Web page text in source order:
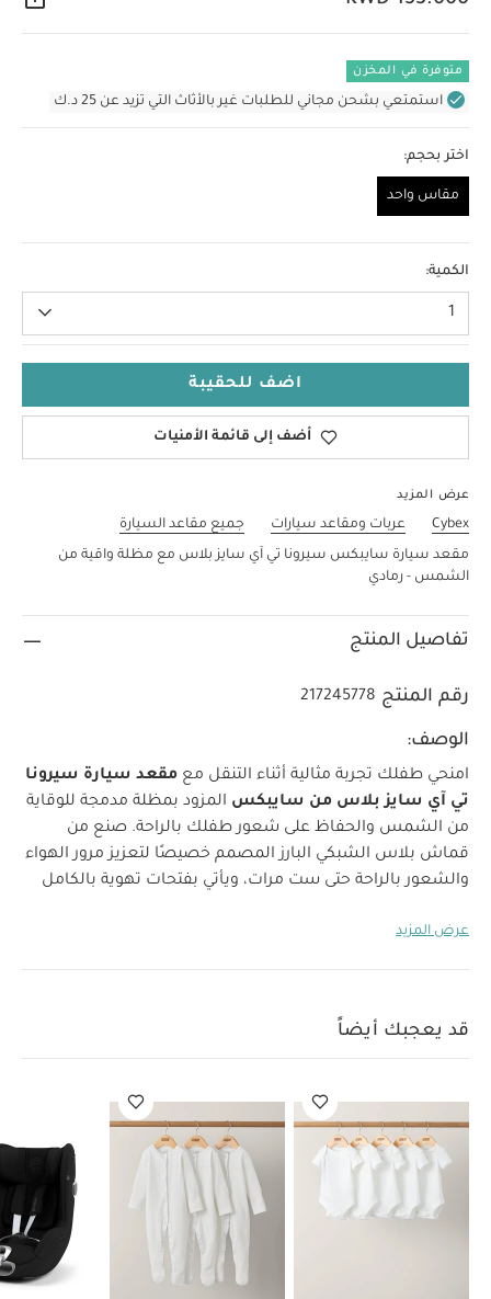
متوفرة في المخزن
استمتعي بشحن مجاني للطلبات غير بالأثاث التي تزيد عن 25 د.ك
اختر بحجم:
مقاس واحد
الكمية:
1
اضف للحقيبة
أضف إلى قائمة الأمنيات
عرض المزيد
Cybex عربات ومقاعد سيارات
جميع مقاعد السيارة
مقعد سيارة سايبكس سيرونا تي آي سايز بلاس مع مظلة واقية من
الشمس - رمادي
تفاصيل المنتج
رقم المنتج 217245778
الوصف:
امنحي طفلك تجربة مثالية أثناء التنقل مع مقعد سيارة سيرونا
تي آي سايز بلاس من سايبكس المزود بمظلة مدمجة للوقاية
من الشمس والحفاظ على شعور طفلك بالراحة. صنع من
قماش بلاس الشبكي البارز المصمم خصيصًا لتعزيز مرور الهواء
والشعور بالراحة حتى ست مرات، ويأتي بفتحات تهوية بالكامل
إمالة المقعد بيد واحدة، إلى جانب خصائص أمان إضافية مثل
نظام الحماية الجانبية الطولية المدمج.
مستويات أمان أعلى بنسبة 50‏‏‏‏‏‏%‏:
يوفر مقعد سيارة
سيرونا تي حماية فائقة في الاتجاهين عند حدوث التصادم. في
حالة الوضعية المواجهة للخلف، يعمل على تقليل خطر إصابة
حالات التصادم، يدفع الطفل نحو المنطقة الخارجية للمقعد حيث
يتنم توزيع قوة التصادم على السطح بالكامل لتخفيف تأثيرها.
وفقًا للقانون، يجب أن يجلس الطفل في الوضعية المواجهة
للخلف حتى يصل طوله إلى 76 سم أو عمره إلى 15 شهرًا، إلا أننا
عرض المزيد
قد يعجبك أيضاً